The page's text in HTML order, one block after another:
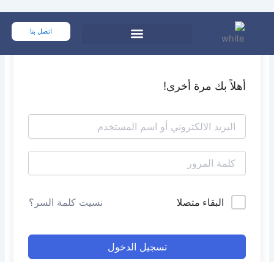
المحتوى
اتصل بنا
أهلاً بك مرة أخرى!
البقاء متصلا نسيت كلمة السر؟
تسجيل الدخول